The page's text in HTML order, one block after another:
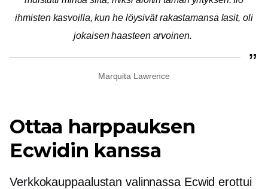
ihmisten kasvoilla, kun he löysivät rakastamansa lasit, oli
jokaisen haasteen arvoinen.
Marquita Lawrence
Ottaa harppauksen
Ecwidin kanssa
Verkkokauppaalustan valinnassa Ecwid erottui